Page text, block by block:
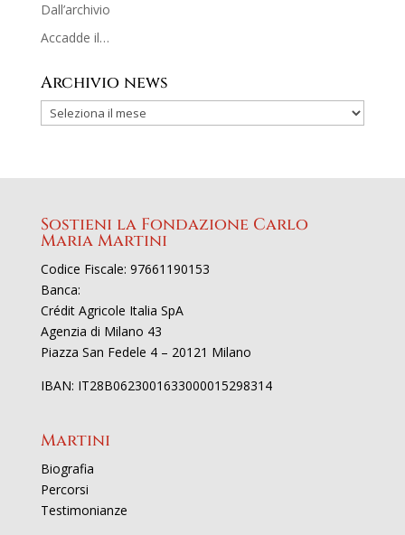
Dall’archivio
Accadde il…
Archivio news
Sostieni la Fondazione Carlo
Maria Martini
Codice Fiscale: 97661190153
Banca:
Crédit Agricole Italia SpA
Agenzia di Milano 43
Piazza San Fedele 4 – 20121 Milano
IBAN: IT28B0623001633000015298314
Martini
Biografia
Percorsi
Testimonianze